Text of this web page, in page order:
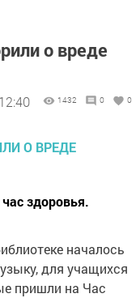
о вреде
1432 0 0
здоровья.
началось
для учащихся
пришли на Час